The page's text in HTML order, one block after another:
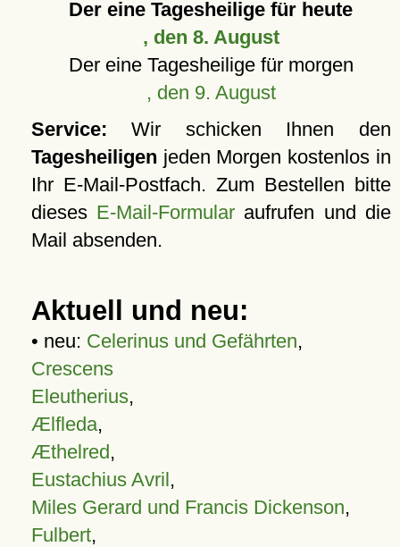
Der eine Tagesheilige für heute
, den 8. August
Der eine Tagesheilige für morgen
, den 9. August
Service: Wir schicken Ihnen den
Tagesheiligen jeden Morgen kostenlos in
Ihr E-Mail-Postfach. Zum Bestellen bitte
dieses E-Mail-Formular aufrufen und die
Mail absenden.
Aktuell und neu:
• neu: Celerinus und Gefährten,
Crescens
Eleutherius,
Ælfleda,
Æthelred,
Eustachius Avril,
Miles Gerard und Francis Dickenson,
Fulbert,